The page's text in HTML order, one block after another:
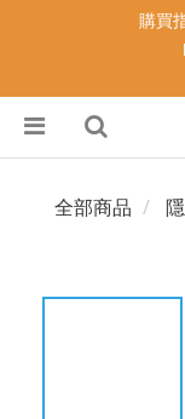
全部商品
購買